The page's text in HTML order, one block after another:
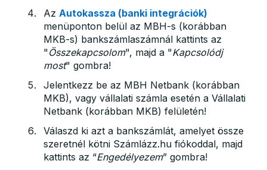
Az Autokassza (banki integrációk)
menüponton belül az MBH-s (korábban
MKB-s) bankszámlaszámnál kattints az
"Összekapcsolom", majd a "Kapcsolódj
most" gombra!
Jelentkezz be az MBH Netbank (korábban
MKB), vagy vállalati számla esetén a Vállalati
Netbank (korábban MKB) felületén!
Válaszd ki azt a bankszámlát, amelyet össze
szeretnél kötni Számlázz.hu fiókoddal, majd
kattints az “Engedélyezem” gombra!